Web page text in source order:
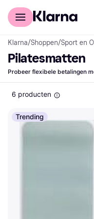
Voor shoppers
Klarna/Shoppen/Sport en
Pilatesmatten
Probeer flexibele betalingen
6 producten
Trending